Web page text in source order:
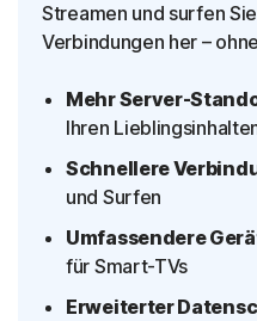
Streamen und surfen
Verbindungen her –
Mehr Server-
Ihren
Schnellere
und Surfen
Umfassendere
für Smart-TVs
Erweiterter